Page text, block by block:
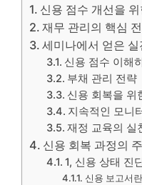
신용 점수 개선을
재무 관리의 핵심
세미나에서 얻은 실
신용 점수 이해
부채 관리 전략
신용 회복을 위
지속적인 모니
재정 교육의 실
신용 회복 과정의
1, 신용 상태 진
신용 보고서